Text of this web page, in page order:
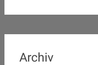
Archiv